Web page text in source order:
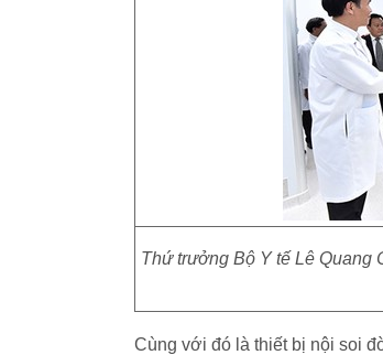
Thứ trưởng Bộ Y tế Lê Quang
Cùng với đó là thiết bị nội soi